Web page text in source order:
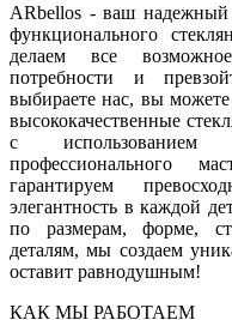
ARbellos - ваш надежный
функционального
делаем все
потребности и
выбираете нас, вы
высококачественные
с
профессионального
гарантируем
элегантность в каждой
по размерам, форме,
деталям, мы создаем
оставит равнодушным!
КАК МЫ РАБОТАЕМ